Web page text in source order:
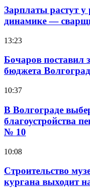
Зарплаты растут
динамике —
13:23
Бочаров поставил
бюджета
10:37
В Волгограде
благоустройства
№ 10
10:08
Строительство
кургана выходит